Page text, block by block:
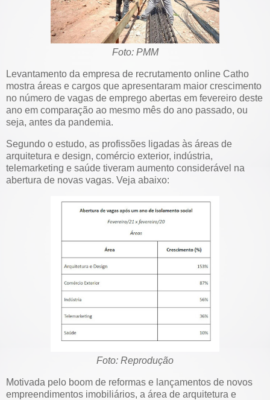
Foto: PMM
Levantamento da empresa de recrutamento online Catho
mostra áreas e cargos que apresentaram maior crescimento
no número de vagas de emprego abertas em fevereiro deste
ano em comparação ao mesmo mês do ano passado, ou
seja, antes da pandemia.
Segundo o estudo, as profissões ligadas às áreas de
arquitetura e design, comércio exterior, indústria,
telemarketing e saúde tiveram aumento considerável na
abertura de novas vagas. Veja abaixo:
Foto: Reprodução
Motivada pelo boom de reformas e lançamentos de novos
empreendimentos imobiliários, a área de arquitetura e